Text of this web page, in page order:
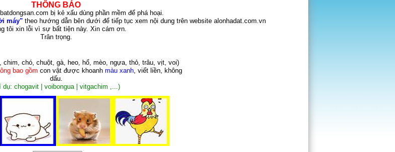
THÔNG BÁO
bị kẻ xấu dùng phần mềm để phá hoại.
máy"theo hướng dẫn bên dưới để tiếp tục xem nội dung trên website alonhadat.com.vn
tôi xin lỗi vì sự bất tiện này. Xin cám ơn.
Trân trọng.
chim, chó, chuột, gà, heo, hổ, mèo, ngựa, thỏ, trâu, vịt, voi)
bao gồm con vật được khoanh màu xanh, viết liền, không
dấu.
dụ: chogavit | voibongua | vitgachim ,...)